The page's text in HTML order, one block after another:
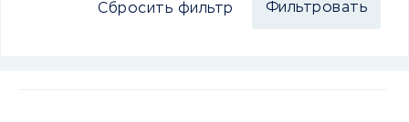
Сбросить фильтр